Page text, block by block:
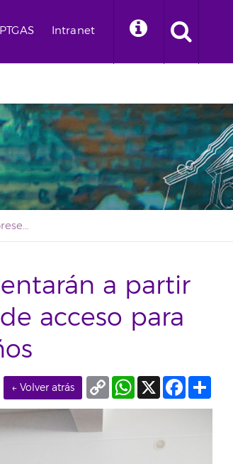
PTGAS Intranet
Casi 200 personas se presentarán a partir de mañana a las pruebas de acceso para mayores de 25 y de 45 años
a partir
acceso para
← Volver atrás Facebook
X
WhatsApp
Copy
Link